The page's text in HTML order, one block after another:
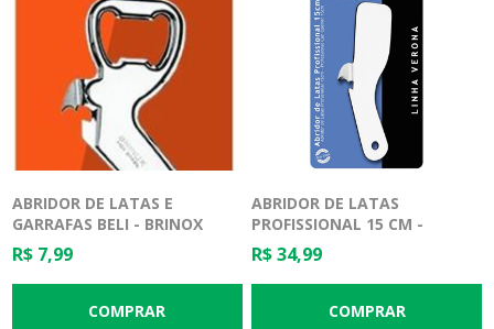
ABRIDOR DE LATAS E
GARRAFAS BELI - BRINOX
R$ 7,99
ABRIDOR DE LATAS
PROFISSIONAL 15 CM -
BRINOX
R$ 34,99